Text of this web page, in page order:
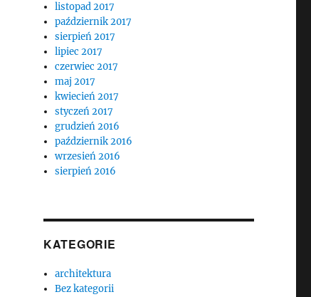
listopad 2017
październik 2017
sierpień 2017
lipiec 2017
czerwiec 2017
maj 2017
kwiecień 2017
styczeń 2017
grudzień 2016
październik 2016
wrzesień 2016
sierpień 2016
KATEGORIE
architektura
Bez kategorii